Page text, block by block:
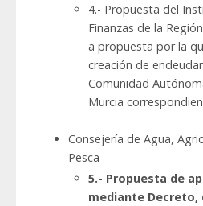
4.- Propuesta del
Finanzas de la
a propuesta por la
creación de
Comunidad
Murcia
Consejería de Agua,
Pesca
5.- Propuesta de
mediante Decreto,